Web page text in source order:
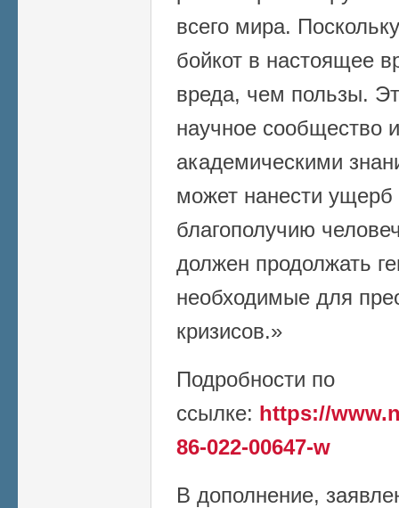
всего мира.
бойкот в настоящее
вреда, чем пользы.
научное сообщество
академическими
может нанести
благополучию
должен продолжать
необходимые для
кризисов.»
Подробности по
ссылке: https://
86-022-00647-w
В дополнение,